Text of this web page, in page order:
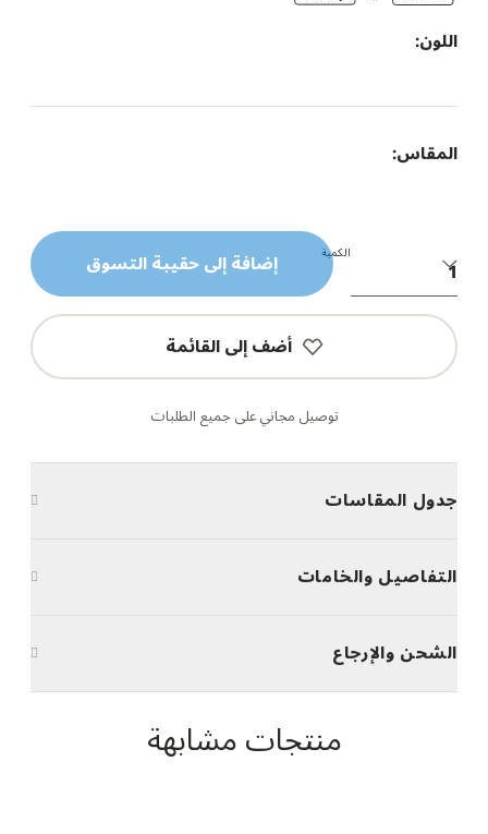
اللون:
المقاس:
الكمية إضافة إلى حقيبة التسوق
أضف إلى القائمة
توصيل مجاني على جميع الطلبات
جدول المقاسات
التفاصيل والخامات
الشحن والإرجاع
منتجات مشابهة